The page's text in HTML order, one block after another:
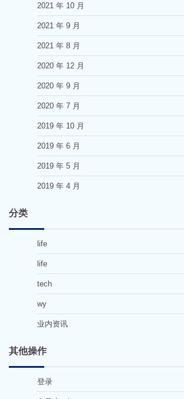
2021 年 10 月
2021 年 9 月
2021 年 8 月
2020 年 12 月
2020 年 9 月
2020 年 7 月
2019 年 10 月
2019 年 6 月
2019 年 5 月
2019 年 4 月
分类
life
life
tech
wy
业内资讯
其他操作
登录